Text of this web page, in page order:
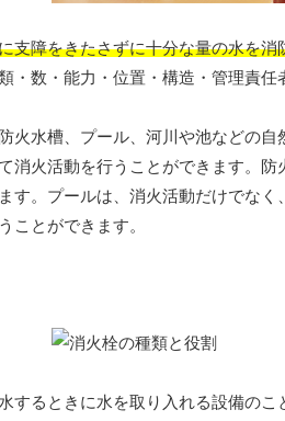
支障をきたさずに十分な量の水を
・数・能力・位置・構造・管理責
火水槽、プール、河川や池などの
消火活動を行うことができます。
す。プールは、消火活動だけでな
ことができます。
するときに水を取り入れる設備のこ